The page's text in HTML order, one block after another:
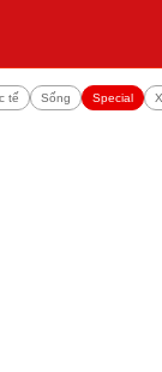
tế Sống Special